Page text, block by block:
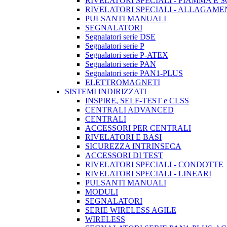
RIVELATORI SPECIALI -
PULSANTI MANUALI
SEGNALATORI
Segnalatori serie DSE
Segnalatori serie P
Segnalatori serie P-ATEX
Segnalatori serie PAN
Segnalatori serie PAN1-PLUS
ELETTROMAGNETI
SISTEMI INDIRIZZATI
INSPIRE, SELF-TEST e CLSS
CENTRALI ADVANCED
CENTRALI
ACCESSORI PER CENTRALI
RIVELATORI E BASI
SICUREZZA INTRINSECA
ACCESSORI DI TEST
RIVELATORI SPECIALI - CONDOTTE
RIVELATORI SPECIALI - LINEARI
PULSANTI MANUALI
MODULI
SEGNALATORI
SERIE WIRELESS AGILE
WIRELESS